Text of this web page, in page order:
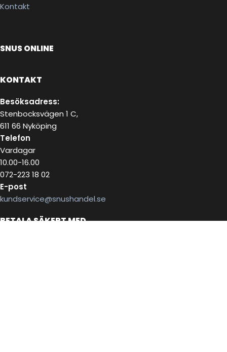
Kontakt
SNUS ONLINE
KONTAKT
Besöksadress:
Stenbocksvägen 1 C,
611 66 Nyköping
Telefon
Vardagar
10.00-16.00
072-223 18 02
E-post
kundservice@snushandel.se
BETALA SÄKERT MED